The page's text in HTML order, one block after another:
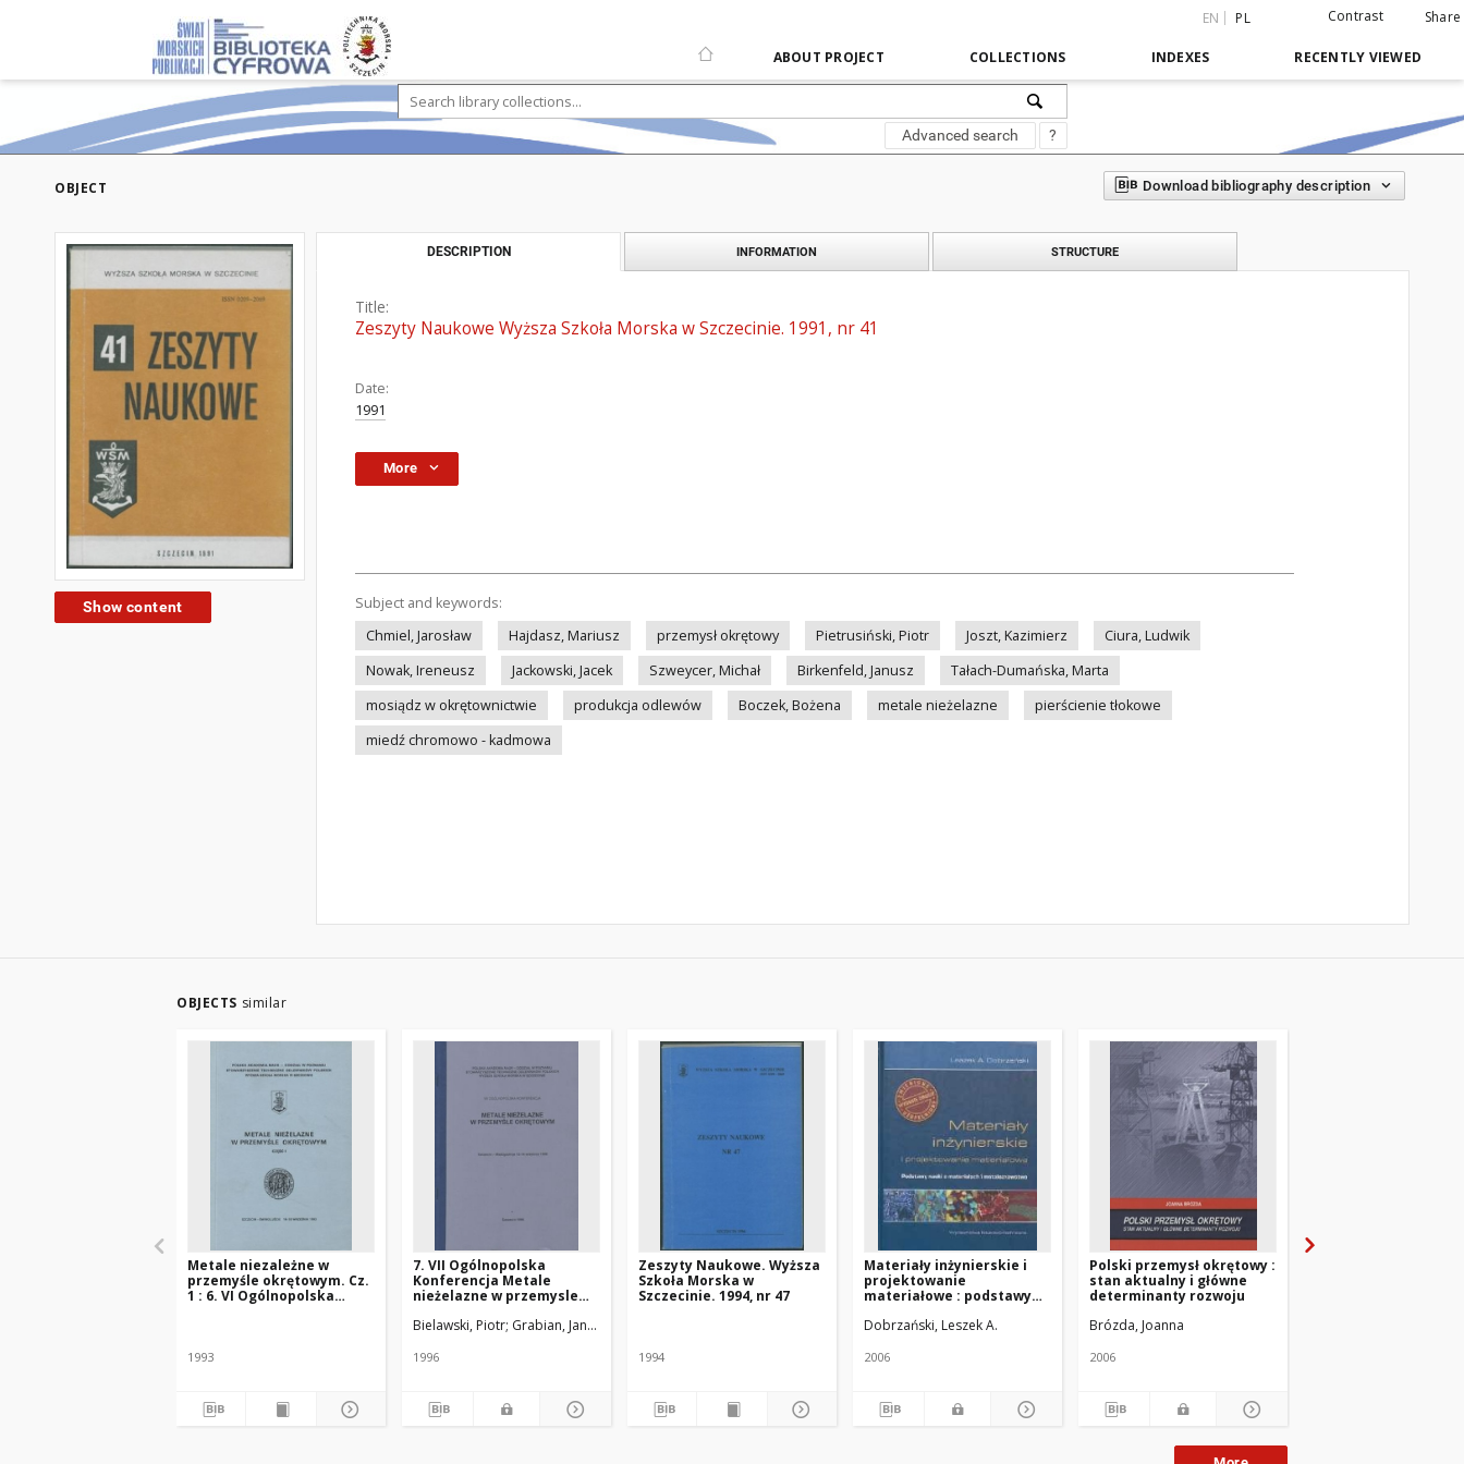
EN PL Contrast Share
ABOUT PROJECT COLLECTIONS INDEXES RECENTLY VIEWED
Advanced search ?
OBJECT Download bibliography description
Show content
DESCRIPTION INFORMATION STRUCTURE
Title:
Zeszyty Naukowe Wyższa Szkoła Morska w Szczecinie. 1991, nr 41
Date:
1991
More
Subject and keywords:
Chmiel, Jarosław
Hajdasz, Mariusz przemysł okrętowy Pietrusiński, Piotr Joszt, Kazimierz
Ciura, Ludwik
Nowak, Ireneusz
Jackowski, Jacek Szweycer, Michał Birkenfeld, Janusz
Tałach-Dumańska, Marta
mosiądz w okrętownictwie
produkcja odlewów Boczek, Bożena metale nieżelazne
pierścienie tłokowe
miedź chromowo - kadmowa
OBJECTS similar
Metale niezależne w
przemyśle okrętowym. Cz.
1 : 6. VI Ogólnopolska
1993
7. VII Ogólnopolska
Konferencja Metale
nieżelazne w przemysle
Międzyzdroje 12-12
Bielawski, Piotr Grabian, Janusz
1996
Zeszyty Naukowe. Wyższa
Szkoła Morska w
Szczecinie. 1994, nr 47
1994
Materiały inżynierskie i
projektowanie
materiałowe : podstawy
metaloznawstwo
Dobrzański, Leszek A.
2006
Polski przemysł okrętowy :
stan aktualny i główne
determinanty rozwoju
Brózda, Joanna
2006